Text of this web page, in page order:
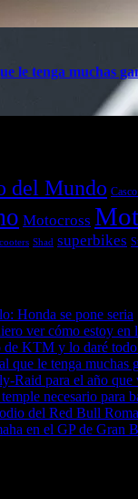
le tenga muchas
del Mundo
Motocross
Shad superbikes
Honda se pone seria
ver cómo estoy en
KTM y lo daré
que le tenga muchas
Raid para el año que
necesario para
del Red Bull
en el GP de Gran